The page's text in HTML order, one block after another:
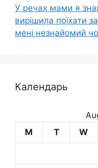
У речах мами я
вирішила поїхати
мені незнайомий
Календарь
M
T W